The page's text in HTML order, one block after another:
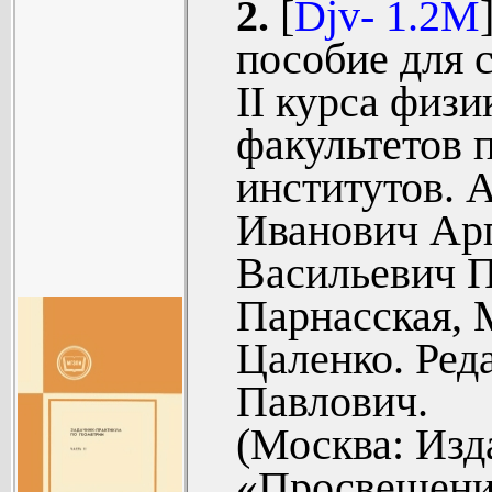
(12).
§2.
уравнений
§3. Прямая
Глава
§1.
§2.
§3.
§4.
§5.
содержит
разделам:
алгебры,
плоскости,
линии второго
2. [Djv- 1.2M
пособие для
II курса
факультетов
институтов.
Иванович
Васильевич
Парнасская,
Цаленко.
Павлович.
(Москва: